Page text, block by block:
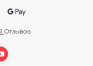
отзывов